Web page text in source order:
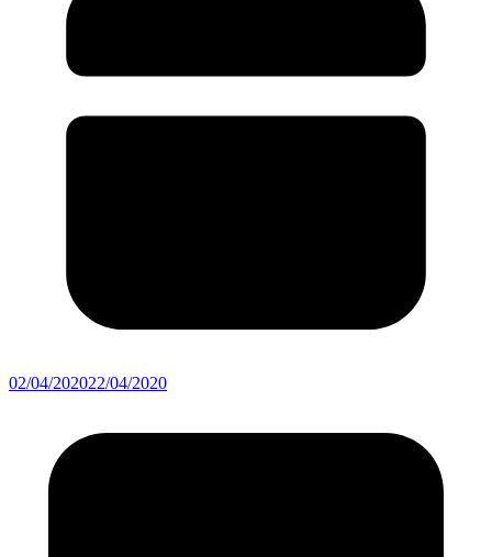
02/04/202022/04/2020